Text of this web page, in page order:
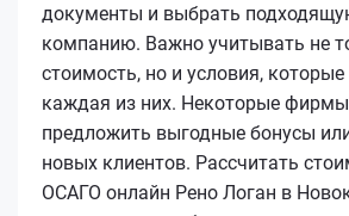
документы и выбрать
компанию. Важно учитывать не
стоимость, но и условия, которые
каждая из них. Некоторые
предложить выгодные бонусы
новых клиентов. Рассчитать
ОСАГО онлайн Рено Логан в